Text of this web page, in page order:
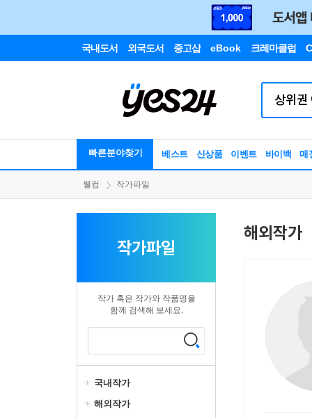
국내도서 외국도서 중고샵 eBook 크레마클럽
빠른분야찾기 베스트 신상품 이벤트 바이백 매
웰컴 작가파일
작가파일
작가 혹은 작가와 작품명을
함께 검색해 보세요.
국내작가
해외작가
해외작가